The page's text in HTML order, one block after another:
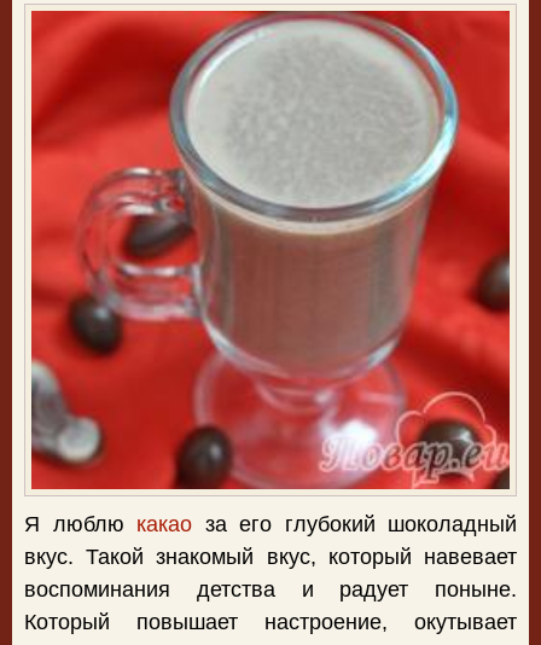
Я люблю какао за его глубокий шоколадный
вкус. Такой знакомый вкус, который навевает
воспоминания детства и радует поныне.
Который повышает настроение, окутывает